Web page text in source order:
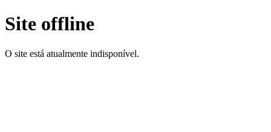
Site offline
O site está atualmente indisponível.